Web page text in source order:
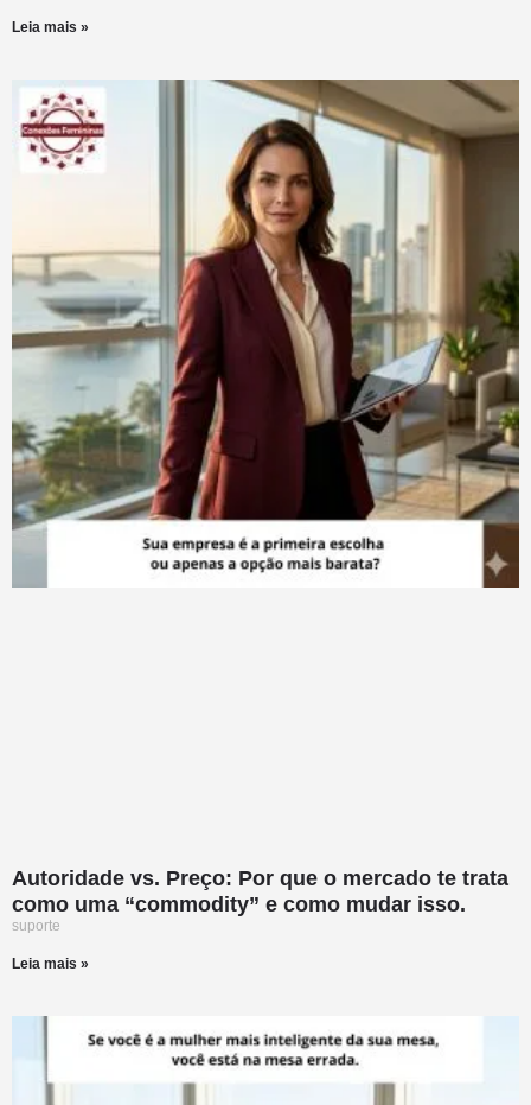
Leia mais »
Autoridade vs. Preço: Por que o mercado te trata
como uma “commodity” e como mudar isso.
suporte
Leia mais »